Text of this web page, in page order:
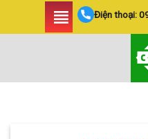
Điện thoại: